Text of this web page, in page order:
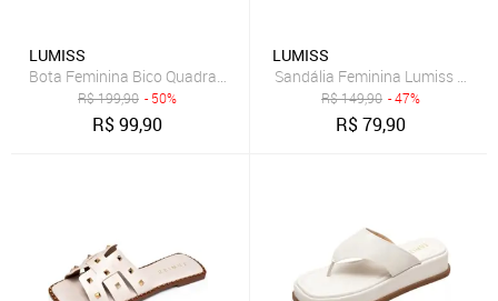
LUMISS
Bota Feminina Bico Quadrado Lumiss Salto Alto Grosso Coturno
R$199,90 - 50%
R$99,90
LUMISS
Sandália Feminina Lumiss
R$149,90 - 47%
R$79,90